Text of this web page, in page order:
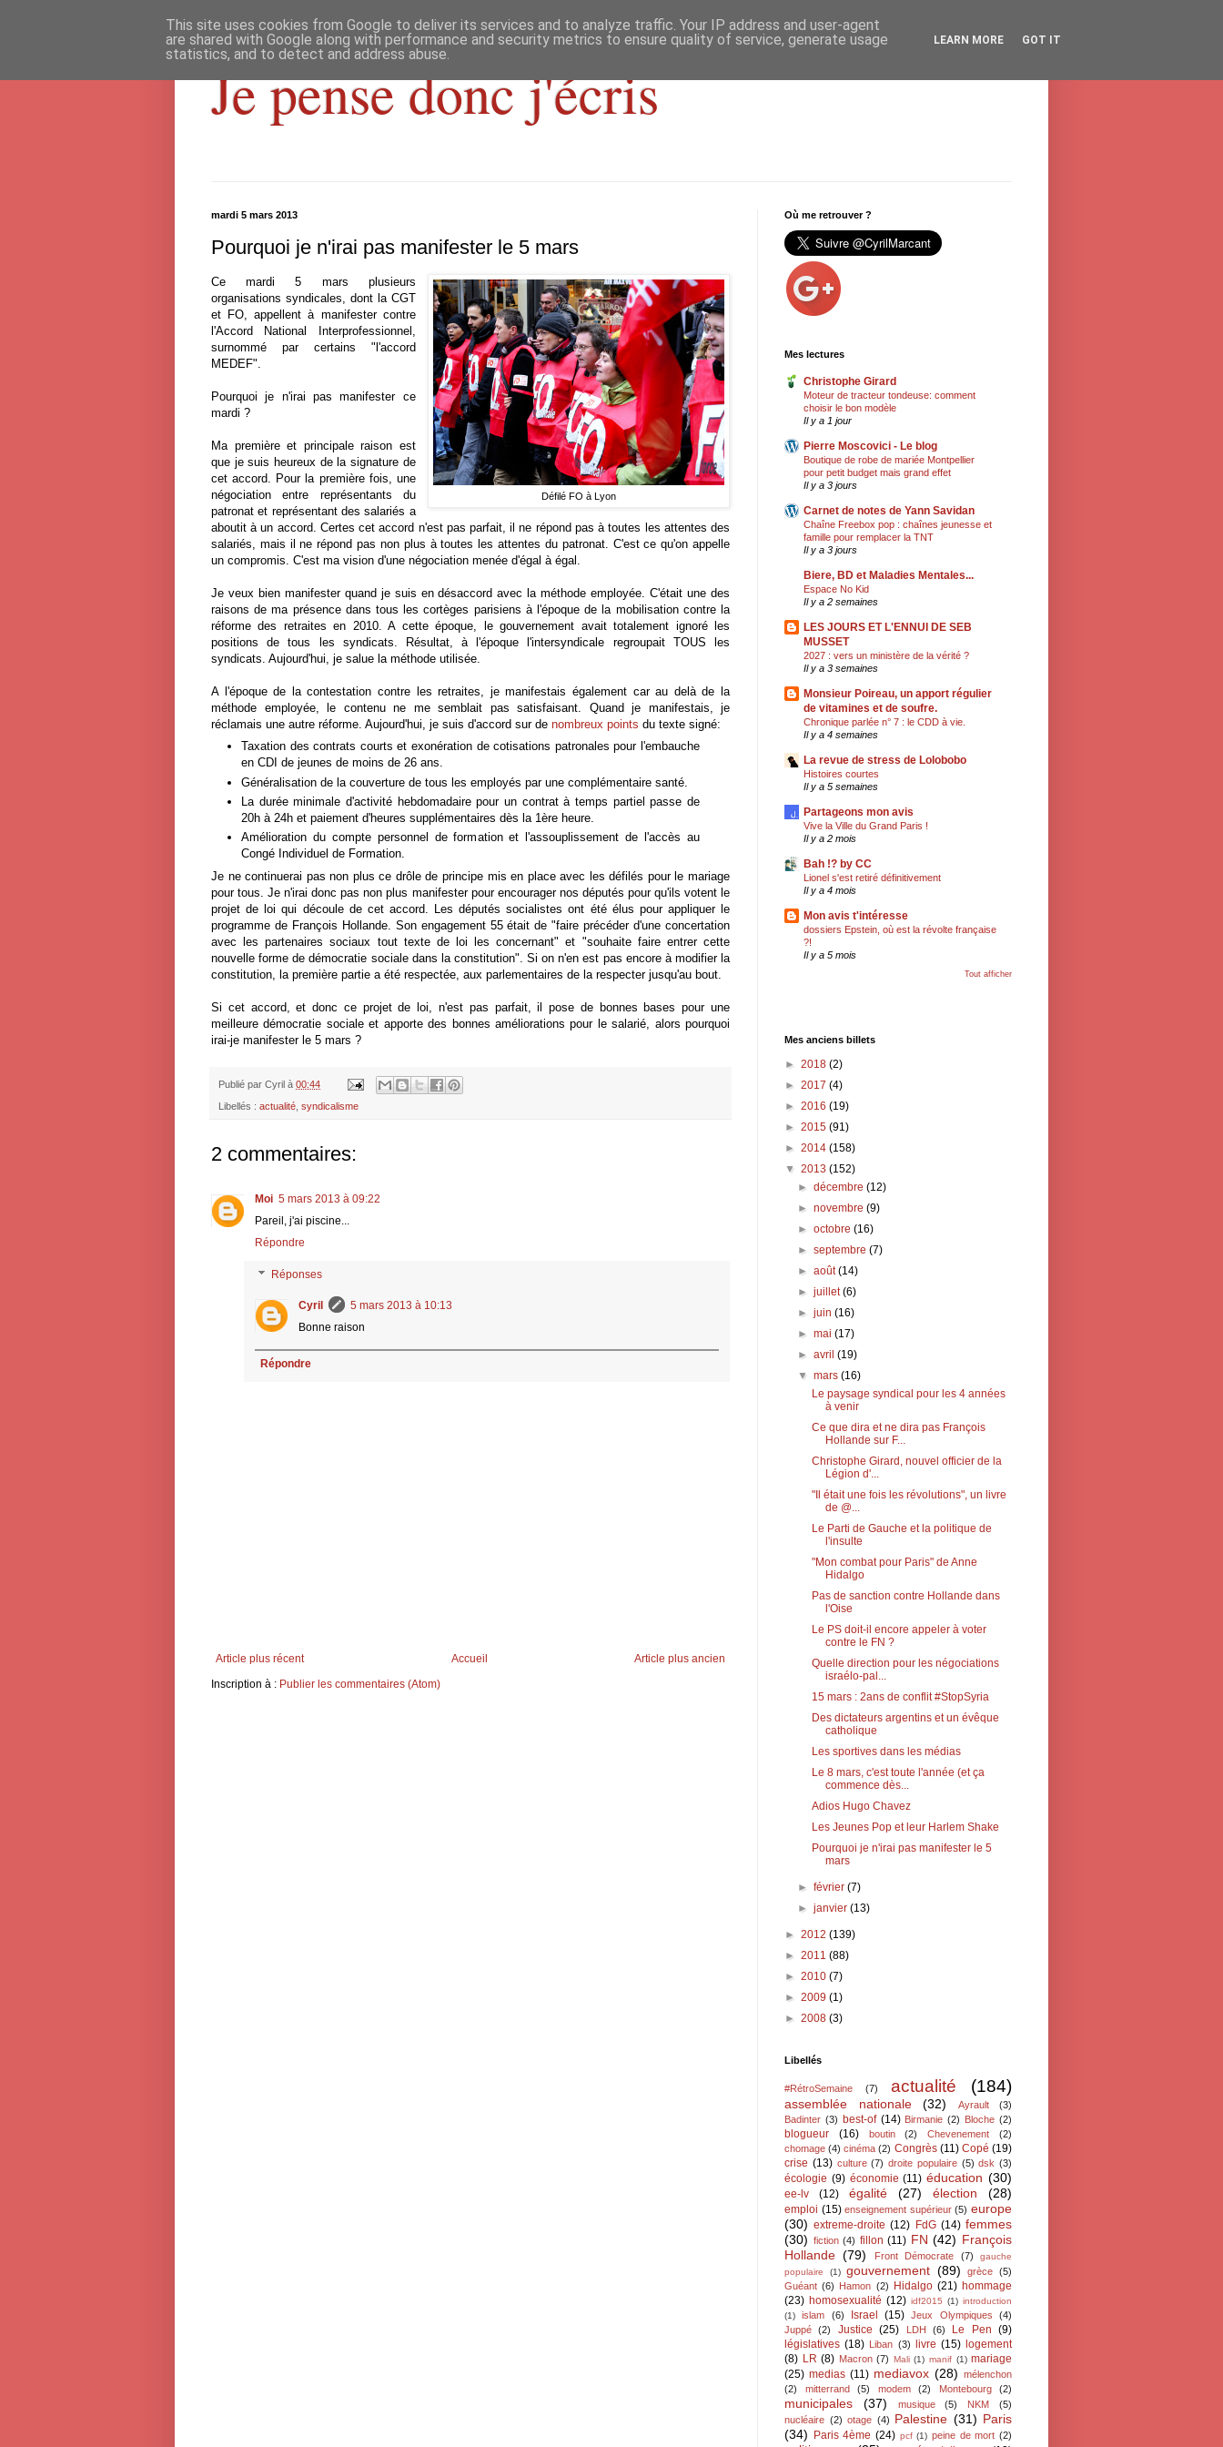
Je pense donc j'écris
mardi 5 mars 2013
Pourquoi je n'irai pas manifester le 5 mars
Défilé FO à Lyon
Ce mardi 5 mars plusieurs
organisations syndicales, dont la CGT
et FO, appellent à manifester contre
l'Accord National Interprofessionnel,
surnommé par certains "l'accord
MEDEF".
Pourquoi je n'irai pas manifester ce
mardi ?
Ma première et principale raison est
que je suis heureux de la signature de
cet accord. Pour la première fois, une
négociation entre représentants du
patronat et représentant des salariés a
aboutit à un accord. Certes cet accord n'est pas parfait, il ne répond pas à toutes les attentes des
salariés, mais il ne répond pas non plus à toutes les attentes du patronat. C'est ce qu'on appelle
un compromis. C'est ma vision d'une négociation menée d'égal à égal.
Je veux bien manifester quand je suis en désaccord avec la méthode employée. C'était une des
raisons de ma présence dans tous les cortèges parisiens à l'époque de la mobilisation contre la
réforme des retraites en 2010. A cette époque, le gouvernement avait totalement ignoré les
positions de tous les syndicats. Résultat, à l'époque l'intersyndicale regroupait TOUS les
syndicats. Aujourd'hui, je salue la méthode utilisée.
A l'époque de la contestation contre les retraites, je manifestais également car au delà de la
méthode employée, le contenu ne me semblait pas satisfaisant. Quand je manifestais, je
réclamais une autre réforme. Aujourd'hui, je suis d'accord sur de nombreux points du texte signé:
Taxation des contrats courts et exonération de cotisations patronales pour l'embauche
en CDI de jeunes de moins de 26 ans.
Généralisation de la couverture de tous les employés par une complémentaire santé.
La durée minimale d'activité hebdomadaire pour un contrat à temps partiel passe de
20h à 24h et paiement d'heures supplémentaires dès la 1ère heure.
Amélioration du compte personnel de formation et l'assouplissement de l'accès au
Congé Individuel de Formation.
Je ne continuerai pas non plus ce drôle de principe mis en place avec les défilés pour le mariage
pour tous. Je n'irai donc pas non plus manifester pour encourager nos députés pour qu'ils votent le
projet de loi qui découle de cet accord. Les députés socialistes ont été élus pour appliquer le
programme de François Hollande. Son engagement 55 était de "faire précéder d'une concertation
avec les partenaires sociaux tout texte de loi les concernant" et "souhaite faire entrer cette
nouvelle forme de démocratie sociale dans la constitution". Si on n'en est pas encore à modifier la
constitution, la première partie a été respectée, aux parlementaires de la respecter jusqu'au bout.
Si cet accord, et donc ce projet de loi, n'est pas parfait, il pose de bonnes bases pour une
meilleure démocratie sociale et apporte des bonnes améliorations pour le salarié, alors pourquoi
irai-je manifester le 5 mars ?
Publié par Cyril à 00:44
Libellés : actualité syndicalisme
2 commentaires:
Moi 5 mars 2013 à 09:22
Pareil, j'ai piscine...
Répondre
Réponses
Cyril
5 mars 2013 à 10:13
Bonne raison
Répondre
Article plus récent Article plus ancien
Accueil
Inscription à : Publier les commentaires (Atom)
Où me retrouver ?
Mes lectures
Christophe Girard
Moteur de tracteur tondeuse: comment
choisir le bon modèle
Il y a 1 jour
Pierre Moscovici - Le blog
Boutique de robe de mariée Montpellier
pour petit budget mais grand effet
Il y a 3 jours
Carnet de notes de Yann Savidan
Chaîne Freebox pop : chaînes jeunesse et
famille pour remplacer la TNT
Il y a 3 jours
Biere, BD et Maladies Mentales...
Espace No Kid
Il y a 2 semaines
LES JOURS ET L'ENNUI DE SEB
MUSSET
2027 : vers un ministère de la vérité ?
Il y a 3 semaines
Monsieur Poireau, un apport régulier
de vitamines et de soufre.
Chronique parlée n° 7 : le CDD à vie.
Il y a 4 semaines
La revue de stress de Lolobobo
Histoires courtes
Il y a 5 semaines
Partageons mon avis
Vive la Ville du Grand Paris !
Il y a 2 mois
Bah !? by CC
Lionel s'est retiré définitivement
Il y a 4 mois
Mon avis t'intéresse
dossiers Epstein, où est la révolte française
?!
Il y a 5 mois
Tout afficher
Mes anciens billets
► 2018 (2)
► 2017 (4)
► 2016 (19)
► 2015 (91)
► 2014 (158)
▼ 2013 (152)
►décembre(12)
►novembre(9)
►octobre(16)
►septembre(7)
►août(14)
►juillet(6)
►juin(16)
►mai(17)
►avril(19)
▼mars(16)
Le paysage syndical pour les 4 années
à venir
Ce que dira et ne dira pas François
Hollande sur F...
Christophe Girard, nouvel officier de la
Légion d'...
"Il était une fois les révolutions", un livre
de @...
Le Parti de Gauche et la politique de
l'insulte
"Mon combat pour Paris" de Anne
Hidalgo
Pas de sanction contre Hollande dans
l'Oise
Le PS doit-il encore appeler à voter
contre le FN ?
Quelle direction pour les négociations
israélo-pal...
15 mars : 2ans de conflit #StopSyria
Des dictateurs argentins et un évêque
catholique
Les sportives dans les médias
Le 8 mars, c'est toute l'année (et ça
commence dès...
Adios Hugo Chavez
Les Jeunes Pop et leur Harlem Shake
Pourquoi je n'irai pas manifester le 5
mars
►février(7)
►janvier(13)
► 2012 (139)
► 2011 (88)
► 2010 (7)
► 2009 (1)
► 2008 (3)
Libellés
#RétroSemaine (7) actualité (184)
assemblée nationale (32) Ayrault
(3)
Badinter (3) best-of (14) Birmanie (2) Bloche (2)
blogueur (16) boutin (2) Chevenement
(2)
chomage (4) cinéma (2) Congrès (11) Copé (19)
crise (13) culture (7) droite populaire (5) dsk (3)
écologie (9) économie (11) éducation (30)
ee-lv (12) égalité (27) élection (28)
emploi (15) enseignement supérieur (5) europe
(30) extreme-droite (12) FdG (14) femmes
(30) fiction (4) fillon (11) FN (42) François
Hollande (79) Front Démocrate (7)
gauche
populaire
(1) gouvernement (89) grèce (5)
Guéant (6) Hamon (2) Hidalgo (21) hommage
(23) homosexualité (12) idf2015 (1) introduction
(1)
islam (6) Israel (15) Jeux Olympiques
(4)
Juppé
(2) Justice (25) LDH (6) Le Pen (9)
législatives (18) Liban (3) livre (15) logement
(8) LR (8) Macron (7) Mali (1) manif (1) mariage
(25) medias (11) mediavox (28) mélenchon
(2)
mitterrand (5) modem (2) Montebourg (2)
municipales (37) musique (5) NKM
(5)
nucléaire (2) otage (4) Palestine (31) Paris
(34)
Paris 4ème (24) pcf (1) peine de mort (2)
This site uses cookies from Google to deliver its services and to analyze traffic. Your IP address and user-agent
are shared with Google along with performance and security metrics to ensure quality of service, generate usage
statistics, and to detect and address abuse.
LEARN MORE GOT IT